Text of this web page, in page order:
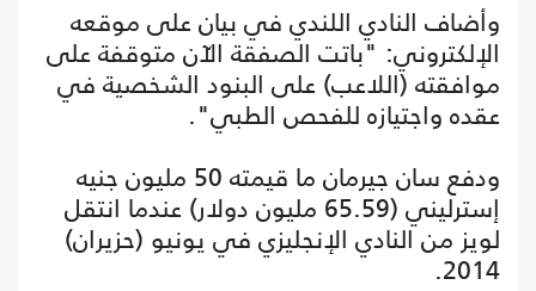
وأضاف النادي اللندي في بيان على موقعه
الإلكتروني: "باتت الصفقة الآن متوقفة على
موافقته (اللاعب) على البنود الشخصية في
عقده واجتيازه للفحص الطبي".
ودفع سان جيرمان ما قيمته 50 مليون جنيه
إسترليني (65.59 مليون دولار) عندما انتقل
لويز من النادي الإنجليزي في يونيو (حزيران)
2014.